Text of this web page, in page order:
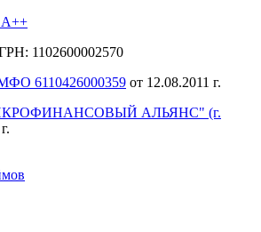
A++
1102600002570
МФО 6110426000359 от 12.08.2011 г.
АЛЬЯНС" (г.